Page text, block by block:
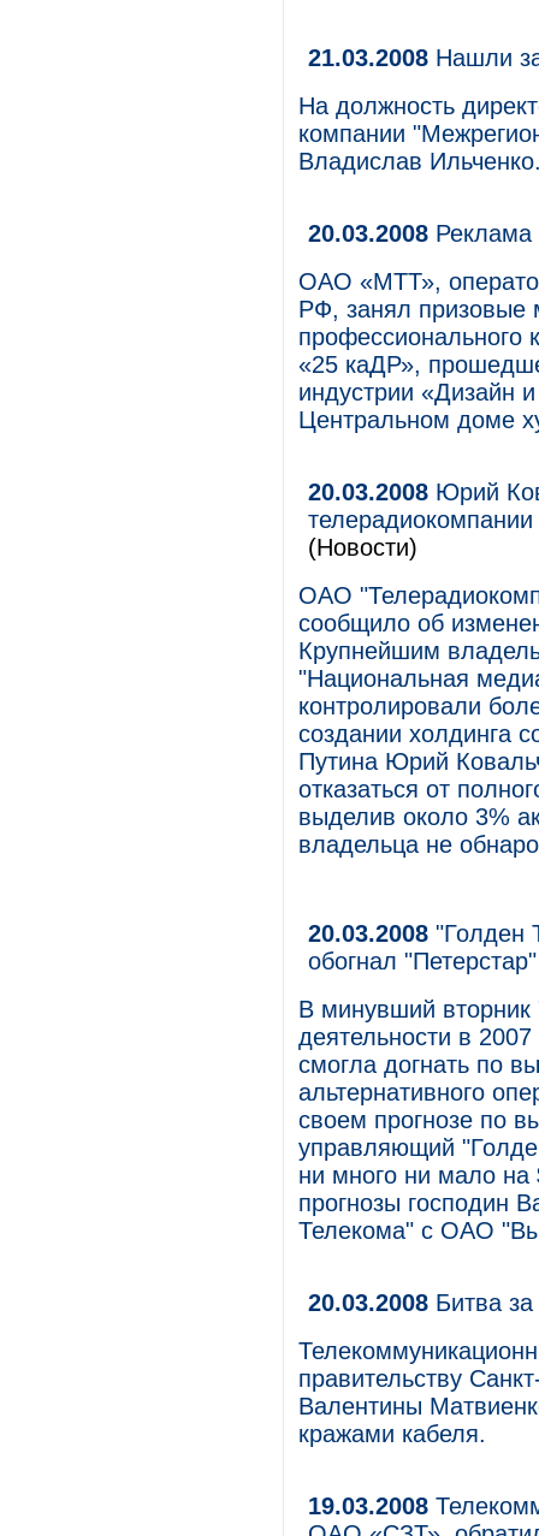
21.03.2008 Нашли
На должность
компании
Владислав
20.03.2008
ОАО «МТТ»,
РФ, занял призовые
профессионального
«25 каДР»,
индустрии «Дизайн
Центральном доме
20.03.2008 Юрий
(Новости)
ОАО
сообщило об
Крупнейшим
"Национальная
контролировали
создании холдинга
Путина Юрий
отказаться от
выделив около 3%
владельца не
20.03.2008 "Голден
обогнал
В минувший вторник
деятельности в
смогла догнать по
альтернативного
своем прогнозе по
управляющий
ни много ни мало
прогнозы господин
Телекома" с ОАО
20.03.2008 Битва за
правительству
Валентины
кражами кабеля.
19.03.2008